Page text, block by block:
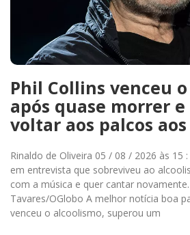
Phil Collins venceu
após quase morrer
voltar aos palcos aos
Rinaldo de Oliveira 05 / 08 / 2026 às 15
em entrevista que sobreviveu ao
com a música e quer cantar
Tavares/OGlobo A melhor notícia boa
venceu o alcoolismo, superou um